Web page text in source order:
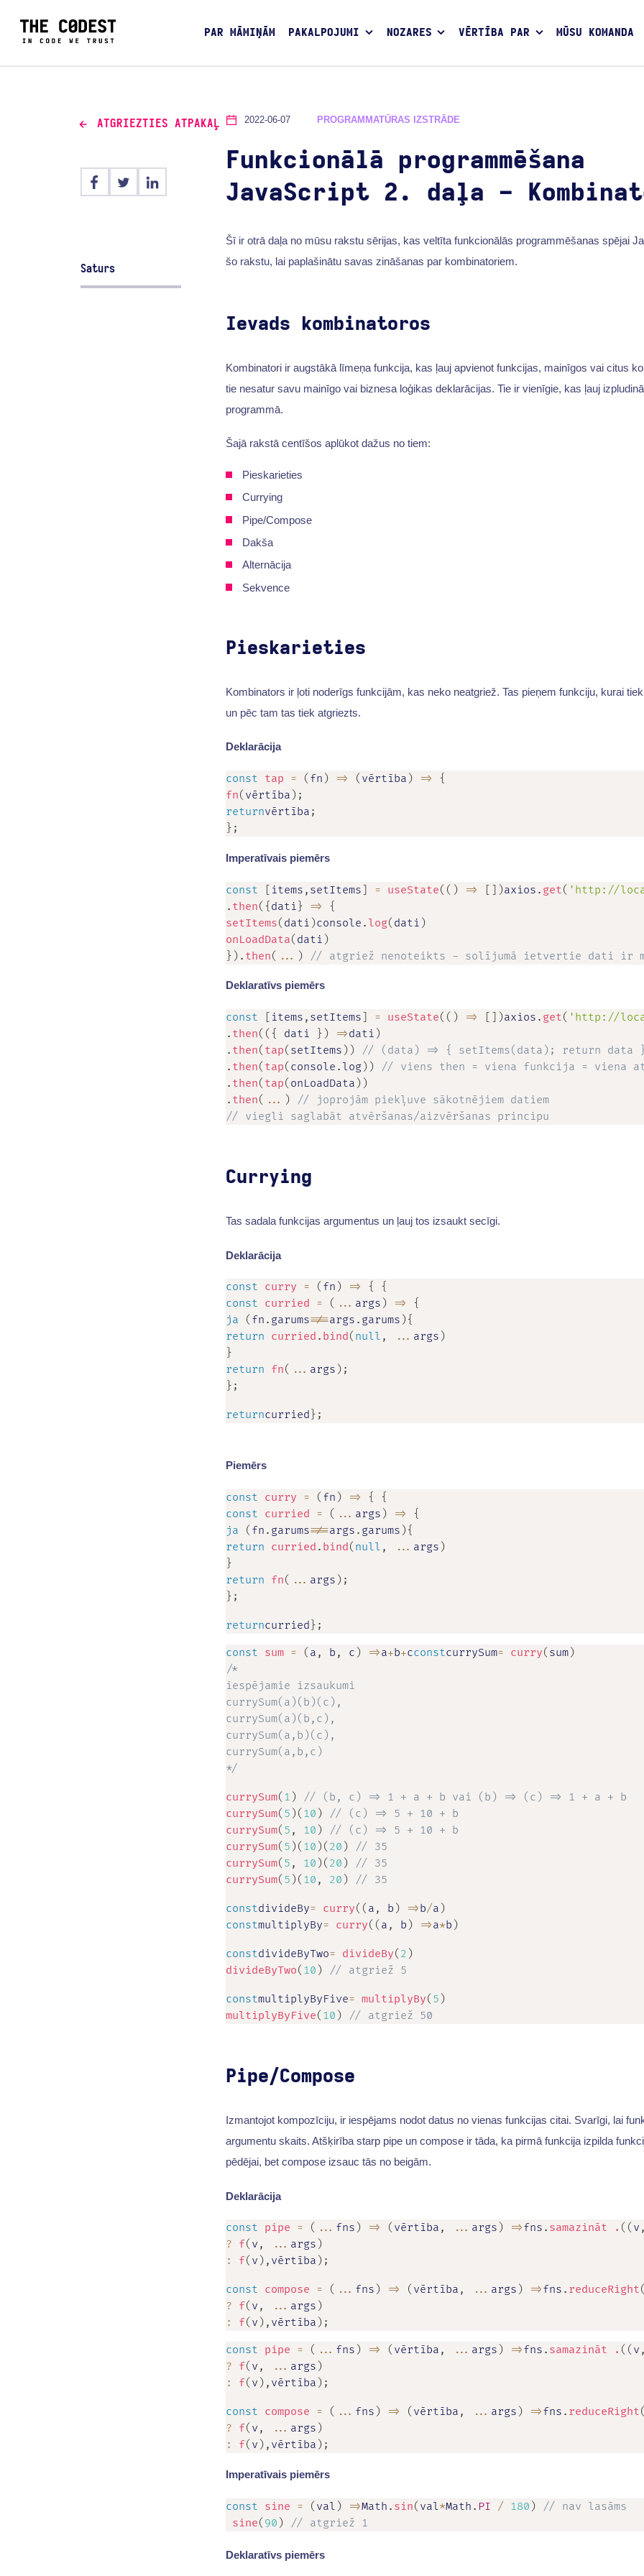
PAR MĀMIŅĀM PAKALPOJUMI NOZARES VĒRTĪBA PAR MŪSU KOMANDA
ATGRIEZTIES ATPAKAĻ
Saturs
2022-06-07 PROGRAMMATŪRAS IZSTRĀDE
Funkcionālā programmēšana
JavaScript 2. daļa -
Šī ir otrā daļa no mūsu rakstu sērijas, kas veltīta funkcionālās programmēšanas spējai
šo rakstu, lai paplašinātu savas zināšanas par kombinatoriem.
Ievads kombinatoros
Kombinatori ir augstākā līmeņa funkcija, kas ļauj apvienot funkcijas, mainīgos vai citus
tie nesatur savu mainīgo vai biznesa loģikas deklarācijas. Tie ir vienīgie, kas ļauj
programmā.
Šajā rakstā centīšos aplūkot dažus no tiem:
Pieskarieties
Currying
Pipe/Compose
Dakša
Alternācija
Sekvence
Pieskarieties
Kombinators ir ļoti noderīgs funkcijām, kas neko neatgriež. Tas pieņem funkciju, kurai
un pēc tam tas tiek atgriezts.
Deklarācija
const tap = ( fn ) => ( vērtība ) =>
{
fn( vērtība ) ;
returnvērtība ;
} ;
Imperatīvais piemērs
const [ items , setItems] = useState( ( ) => [ ] )axios . get( 'http://
. then( { dati } =>
{
setItems( dati )console . log( dati )
onLoadData( dati )
} ) . then( ... ) // atgriež nenoteikts - solījumā ietvertie dati ir
Deklaratīvs piemērs
const [ items , setItems] = useState( ( ) => [ ] )axios . get( 'http://
. then( ( { dati } ) =>dati )
. then( tap( setItems ) ) // (data) => { setItems(data); return data
. then( tap( console . log) ) // viens then = viena funkcija = viena
. then( tap( onLoadData ) )
. then( ... ) // joprojām piekļuve sākotnējiem datiem
// viegli saglabāt atvēršanas/aizvēršanas principu
Currying
Tas sadala funkcijas argumentus un ļauj tos izsaukt secīgi.
Deklarācija
const curry = ( fn ) => {
{
const curried = ( ... args ) =>
{
ja
( fn . garums!==args . garums ){
return curried . bind( null , ... args )
}
return fn( ... args ) ;
} ;
returncurried } ;
Piemērs
const curry = ( fn ) => {
{
const curried = ( ... args ) =>
{
ja
( fn . garums!==args . garums ){
return curried . bind( null , ... args )
}
return fn( ... args ) ;
} ;
returncurried } ;
const sum = ( a , b , c ) =>a+b+cconstcurrySum= curry( sum)
/*
iespējamie izsaukumi
currySum(a)(b)(c),
currySum(a)(b,c),
currySum(a,b)(c),
currySum(a,b,c)
*/
currySum( 1 ) // (b, c) => 1 + a + b vai (b) => (c) => 1 + a + b
currySum( 5 )( 10 ) // (c) => 5 + 10 + b
currySum( 5 , 10 ) // (c) => 5 + 10 + b
currySum( 5 )( 10 )( 20 ) // 35
currySum( 5 , 10 )( 20 ) // 35
currySum( 5 )( 10 , 20 ) // 35
constdivideBy= curry( ( a , b ) =>b/a )
constmultiplyBy= curry( ( a , b ) =>a*b )
constdivideByTwo= divideBy( 2 )
divideByTwo( 10 ) // atgriež 5
constmultiplyByFive= multiplyBy( 5 )
multiplyByFive( 10 ) // atgriež 50
Pipe/Compose
Izmantojot kompozīciju, ir iespējams nodot datus no vienas funkcijas citai. Svarīgi, lai
argumentu skaits. Atšķirība starp pipe un compose ir tāda, ka pirmā funkcija izpilda
pēdējai, bet compose izsauc tās no beigām.
Deklarācija
const pipe = ( ... fns ) => ( vērtība , ... args ) =>fns . samazināt . ( ( v ,
? f( v , ... args )
:
f( v ) , vērtība ) ;
const compose = ( ... fns ) => ( vērtība , ... args ) =>fns . reduceRight(
? f( v , ... args )
:
f( v ) , vērtība ) ;
const pipe = ( ... fns ) => ( vērtība , ... args ) =>fns . samazināt . ( ( v ,
? f( v , ... args )
:
f( v ) , vērtība ) ;
const compose = ( ... fns ) => ( vērtība , ... args ) =>fns . reduceRight(
? f( v , ... args )
:
f( v ) , vērtība ) ;
Imperatīvais piemērs
const sine = ( val ) =>Math . sin( val*Math . PI / 180 )
// nav lasāms
sine( 90 ) // atgriež 1
Deklaratīvs piemērs